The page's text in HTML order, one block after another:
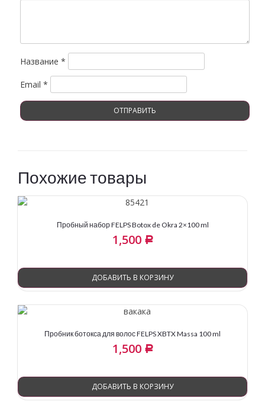
Название *
Email *
Похожие товары
Пробный набор FELPS Botox de Okra 2×100 ml
1,500 Р
ДОБАВИТЬ В КОРЗИНУ
Пробник ботокса для волос FELPS XBTX Massa 100 ml
1,500 Р
ДОБАВИТЬ В КОРЗИНУ